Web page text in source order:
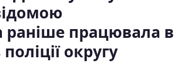
працювала в
округу